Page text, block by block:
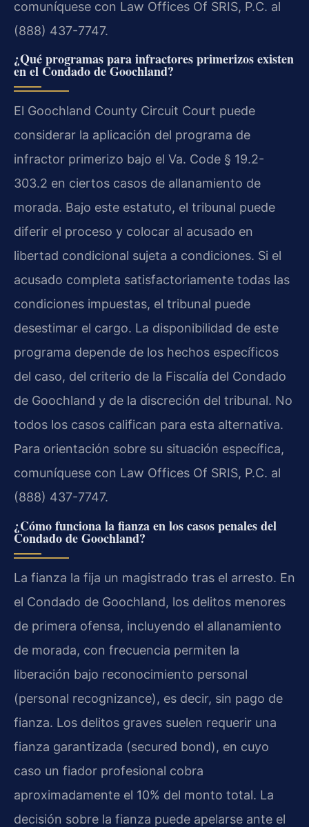
comuníquese con Law Offices Of SRIS, P.C. al
(888) 437-7747.
¿Qué programas para infractores primerizos existen
en el Condado de Goochland?
El Goochland County Circuit Court puede
considerar la aplicación del programa de
infractor primerizo bajo el Va. Code § 19.2-
303.2 en ciertos casos de allanamiento de
morada. Bajo este estatuto, el tribunal puede
diferir el proceso y colocar al acusado en
libertad condicional sujeta a condiciones. Si el
acusado completa satisfactoriamente todas las
condiciones impuestas, el tribunal puede
desestimar el cargo. La disponibilidad de este
programa depende de los hechos específicos
del caso, del criterio de la Fiscalía del Condado
de Goochland y de la discreción del tribunal. No
todos los casos califican para esta alternativa.
Para orientación sobre su situación específica,
comuníquese con Law Offices Of SRIS, P.C. al
(888) 437-7747.
¿Cómo funciona la fianza en los casos penales del
Condado de Goochland?
La fianza la fija un magistrado tras el arresto. En
el Condado de Goochland, los delitos menores
de primera ofensa, incluyendo el allanamiento
de morada, con frecuencia permiten la
liberación bajo reconocimiento personal
(personal recognizance), es decir, sin pago de
fianza. Los delitos graves suelen requerir una
fianza garantizada (secured bond), en cuyo
caso un fiador profesional cobra
aproximadamente el 10% del monto total. La
decisión sobre la fianza puede apelarse ante el